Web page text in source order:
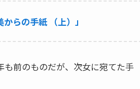
らの手紙 （上）」
前のものだが、次女に宛てた手